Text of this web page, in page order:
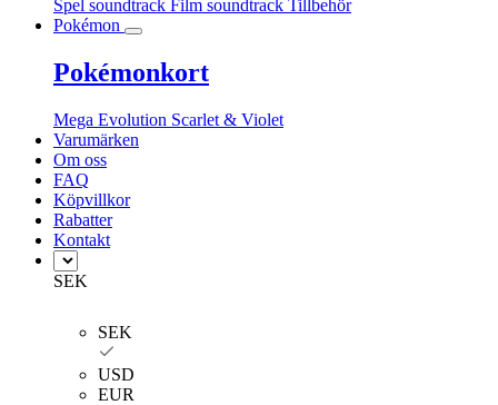
Spel soundtrack Film soundtrack Tillbehör
Pokémon
Pokémonkort
Mega Evolution Scarlet & Violet
Varumärken
Om oss
FAQ
Köpvillkor
Rabatter
Kontakt
SEK
SEK
USD
EUR